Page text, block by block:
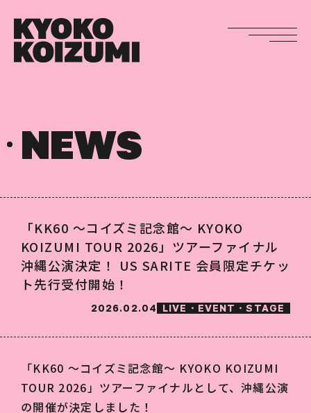
NEWS
「KK60 ～コイズミ記念館～ KYOKO
KOIZUMI TOUR 2026」ツアーファイナル
沖縄公演決定！ US SARITE 会員限定チケッ
ト先行受付開始！
2026.02.04 LIVE・EVENT・STAGE
「KK60 ～コイズミ記念館～ KYOKO KOIZUMI
TOUR 2026」ツアーファイナルとして、沖縄公演
の開催が決定しました！